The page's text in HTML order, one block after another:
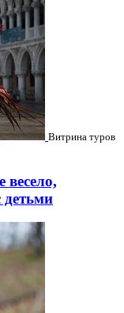
Витрина туров
детьми